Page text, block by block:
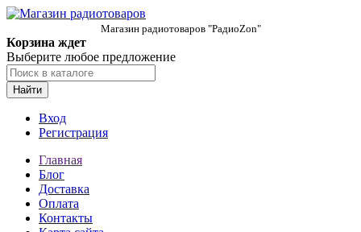
Магазин радиотоваров "РадиоZon"
Корзина ждет
Выберите любое предложение
Найти
Вход
Регистрация
Главная
Блог
Доставка
Оплата
Контакты